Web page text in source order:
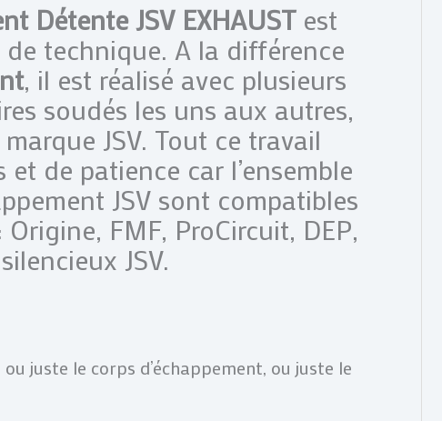
Détente JSV EXHAUSTest
technique. A la différence
, il est réalisé avec plusieurs
soudés les uns aux autres,
JSV. Tout ce travail
de patience car l’ensemble
JSV sont compatibles
FMF, ProCircuit, DEP,
JSV.
juste le corps d’échappement, ou juste le